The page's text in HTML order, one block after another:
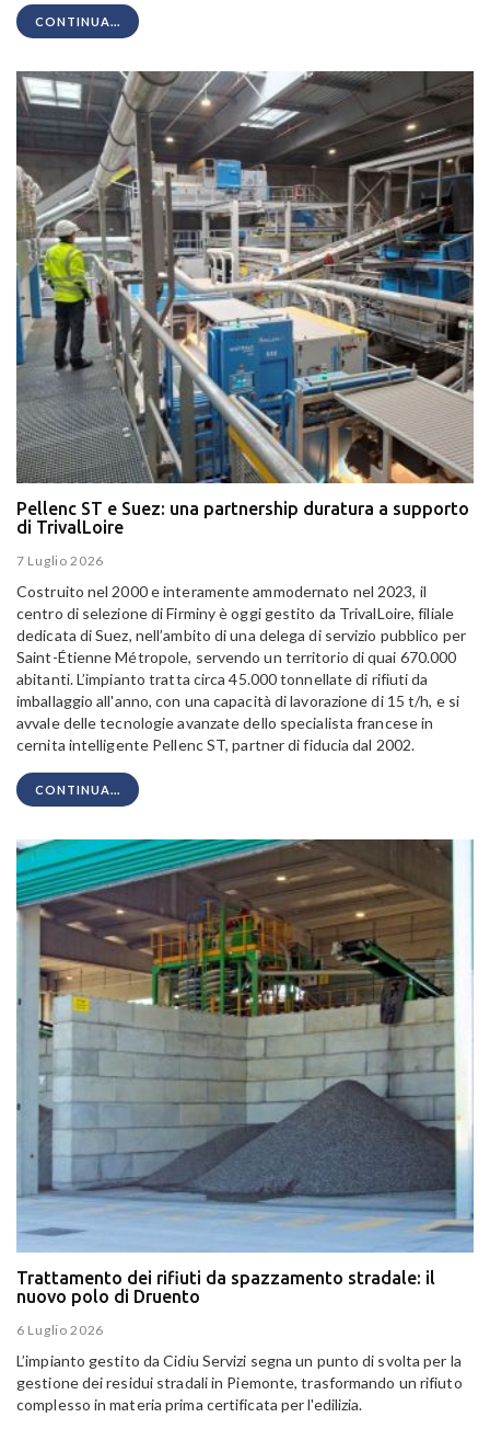
CONTINUA...
Pellenc ST e Suez: una partnership duratura a supporto
di TrivalLoire
7 Luglio 2026
Costruito nel 2000 e interamente ammodernato nel 2023, il
centro di selezione di Firminy è oggi gestito da TrivalLoire, filiale
dedicata di Suez, nell’ambito di una delega di servizio pubblico per
Saint-Étienne Métropole, servendo un territorio di quai 670.000
abitanti. L’impianto tratta circa 45.000 tonnellate di rifiuti da
imballaggio all'anno, con una capacità di lavorazione di 15 t/h, e si
avvale delle tecnologie avanzate dello specialista francese in
cernita intelligente Pellenc ST, partner di fiducia dal 2002.
CONTINUA...
Trattamento dei rifiuti da spazzamento stradale: il
nuovo polo di Druento
6 Luglio 2026
L’impianto gestito da Cidiu Servizi segna un punto di svolta per la
gestione dei residui stradali in Piemonte, trasformando un rifiuto
complesso in materia prima certificata per l'edilizia.